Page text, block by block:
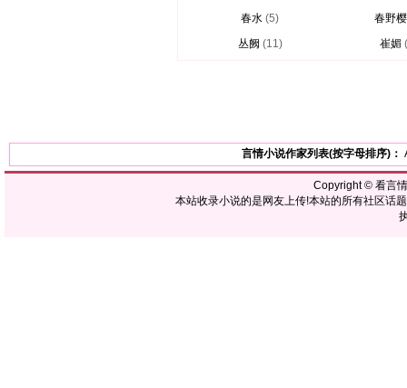
春水 (5)
春野樱
丛阙 (11) 崔媚
言情小说作家列表(按字母排序)：
Copyright © 看言
本站收录小说的是网友上传!本站的所有社区话